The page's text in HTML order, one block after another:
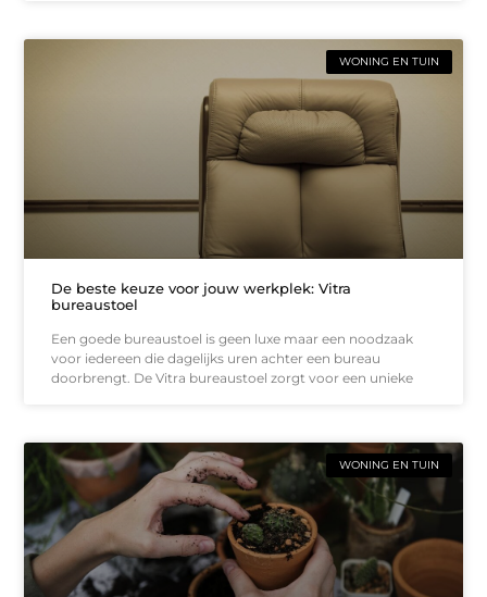
WONING EN TUIN
De beste keuze voor jouw werkplek: Vitra
bureaustoel
Een goede bureaustoel is geen luxe maar een noodzaak
voor iedereen die dagelijks uren achter een bureau
doorbrengt. De Vitra bureaustoel zorgt voor een unieke
WONING EN TUIN